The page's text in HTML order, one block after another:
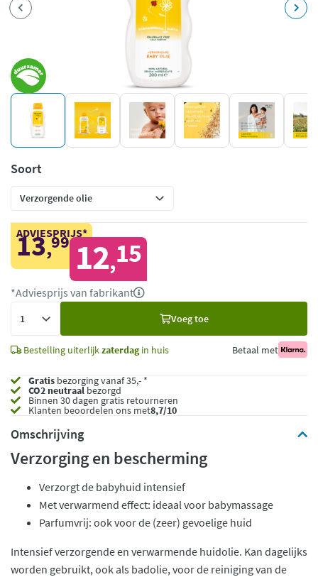
Soort
ADVIESPRIJS*
13,99 12,15
*Adviesprijs van fabrikant
Voeg toe
Bestelling uiterlijkzaterdagin huis Betaal met
Gratis bezorging vanaf 35,- *
CO2 neutraalbezorgd
Binnen 30 dagen gratis retourneren
Klanten beoordelen ons met8,7/10
Omschrijving
Verzorging en bescherming
Verzorgt de babyhuid intensief
Met verwarmend effect: ideaal voor babymassage
Parfumvrij: ook voor de (zeer) gevoelige huid
Intensief verzorgende en verwarmende huidolie. Kan dagelijks
worden gebruikt, ook als badolie, voor de reiniging van de